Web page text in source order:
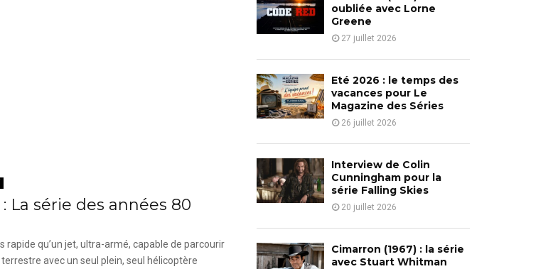
La série des années 80
rapide qu’un jet, ultra-armé, capable de parcourir
avec un seul plein, seul hélicoptère
o
r
:
H
oubliée avec Lorne
Greene
27 juillet 2026
Eté 2026 : le temps des
vacances pour Le
Magazine des Séries
26 juillet 2026
Interview de Colin
Cunningham pour la
série Falling Skies
20 juillet 2026
Cimarron (1967) : la série
avec Stuart Whitman